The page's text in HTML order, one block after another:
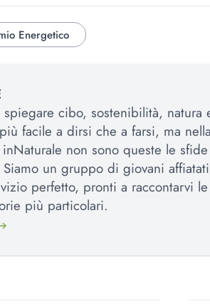
Energetico
spiegare cibo, sostenibilità, natura
facile a dirsi che a farsi, ma nella
non sono queste le
un gruppo di giovani
perfetto, pronti a raccontarvi
più particolari.